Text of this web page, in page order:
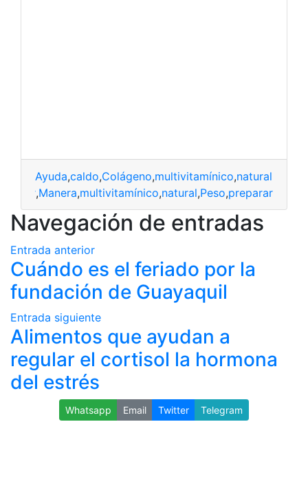
Ayuda,caldo,Colágeno,multivitamínico,natural
,Manera,multivitamínico,natural,Peso,preparar
Navegación de entradas
Entrada anterior
Cuándo es el feriado por la
fundación de Guayaquil
Entrada siguiente
Alimentos que ayudan a
regular el cortisol la hormona
del estrés
Whatsapp Email Twitter Telegram